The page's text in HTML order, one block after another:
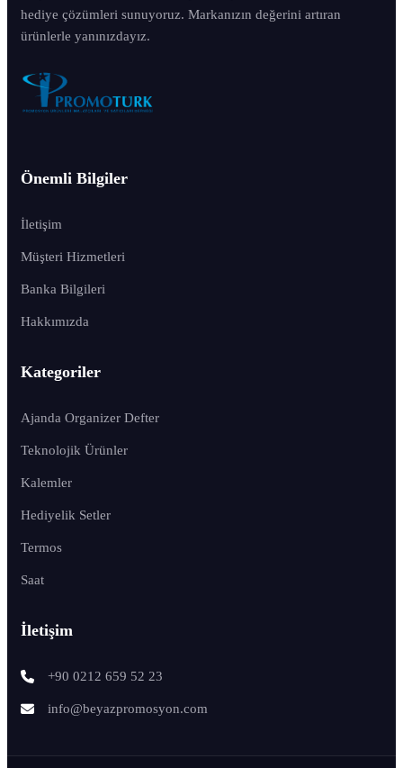
hediye çözümleri sunuyoruz. Markanızın değerini artıran
ürünlerle yanınızdayız.
Önemli Bilgiler
İletişim
Müşteri Hizmetleri
Banka Bilgileri
Hakkımızda
Kategoriler
Ajanda Organizer Defter
Teknolojik Ürünler
Kalemler
Hediyelik Setler
Termos
Saat
İletişim
+90 0212 659 52 23
info@beyazpromosyon.com